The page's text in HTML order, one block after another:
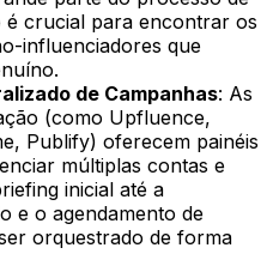
é crucial para encontrar os
influenciadores que
de Campanhas: As
(como Upfluence,
Publify) oferecem painéis
múltiplas contas e
inicial até a
e o agendamento de
orquestrado de forma